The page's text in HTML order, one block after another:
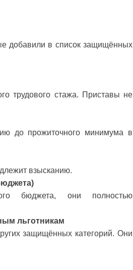
добавили в список защищённых
трудового стажа. Приставы не
до прожиточного минимума в
взысканию.
бюджета, они полностью
льготникам
защищённых категорий. Они